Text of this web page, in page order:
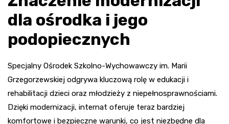
dla ośrodka i jego
podopiecznych
Specjalny Ośrodek Szkolno-Wychowawczy im. Marii
Grzegorzewskiej odgrywa kluczową rolę w edukacji i
rehabilitacji dzieci oraz młodzieży z niepełnosprawnościami.
Dzięki modernizacji, internat oferuje teraz bardziej
komfortowe i bezpieczne warunki, co jest niezbędne dla